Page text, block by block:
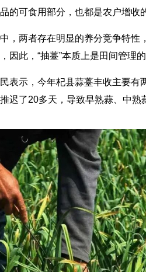
的可食用部分，也都是农户增收
两者存在明显的养分竞争特性
因此，“抽薹”本质上是田间管理的
示，今年杞县蒜薹丰收主要有
迟了20多天，导致早熟蒜、中熟